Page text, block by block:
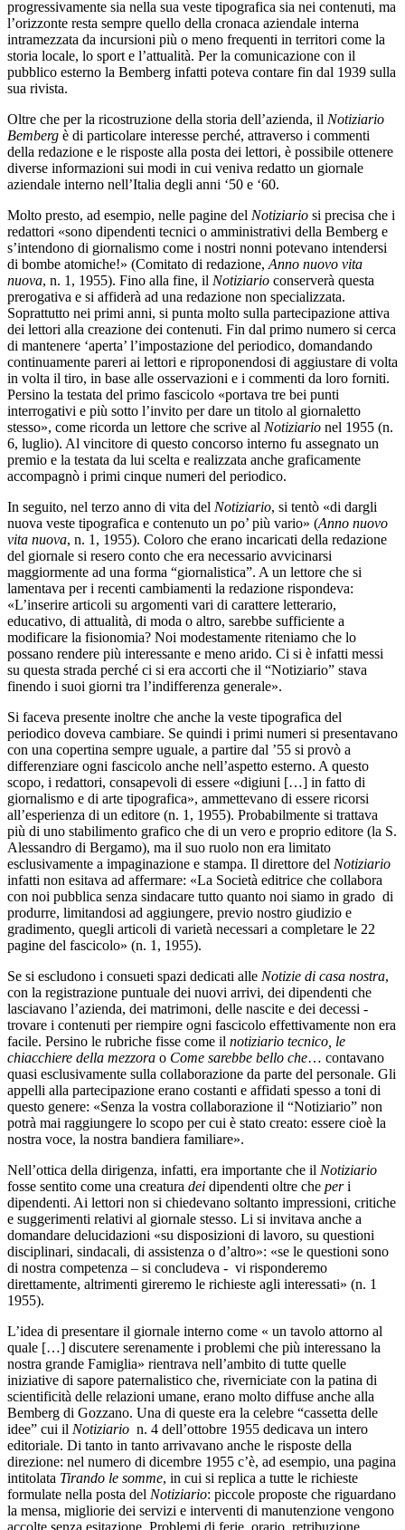
progressivamente sia nella sua veste tipografica sia nei contenuti, ma
l’orizzonte resta sempre quello della cronaca aziendale interna
intramezzata da incursioni più o meno frequenti in territori come la
storia locale, lo sport e l’attualità. Per la comunicazione con il
pubblico esterno la Bemberg infatti poteva contare fin dal 1939 sulla
sua rivista.
Oltre che per la ricostruzione della storia dell’azienda, il Notiziario
Bemberg è di particolare interesse perché, attraverso i commenti
della redazione e le risposte alla posta dei lettori, è possibile ottenere
diverse informazioni sui modi in cui veniva redatto un giornale
aziendale interno nell’Italia degli anni ‘50 e ‘60.
Molto presto, ad esempio, nelle pagine del Notiziario si precisa che i
redattori «sono dipendenti tecnici o amministrativi della Bemberg e
s’intendono di giornalismo come i nostri nonni potevano intendersi
di bombe atomiche!» (Comitato di redazione, Anno nuovo vita
nuova, n. 1, 1955). Fino alla fine, il Notiziario conserverà questa
prerogativa e si affiderà ad una redazione non specializzata.
Soprattutto nei primi anni, si punta molto sulla partecipazione attiva
dei lettori alla creazione dei contenuti. Fin dal primo numero si cerca
di mantenere ‘aperta’ l’impostazione del periodico, domandando
continuamente pareri ai lettori e riproponendosi di aggiustare di volta
in volta il tiro, in base alle osservazioni e i commenti da loro forniti.
Persino la testata del primo fascicolo «portava tre bei punti
interrogativi e più sotto l’invito per dare un titolo al giornaletto
stesso», come ricorda un lettore che scrive al Notiziario nel 1955 (n.
6, luglio). Al vincitore di questo concorso interno fu assegnato un
premio e la testata da lui scelta e realizzata anche graficamente
accompagnò i primi cinque numeri del periodico.
In seguito, nel terzo anno di vita del Notiziario, si tentò «di dargli
nuova veste tipografica e contenuto un po’ più vario» (Anno nuovo
vita nuova, n. 1, 1955). Coloro che erano incaricati della redazione
del giornale si resero conto che era necessario avvicinarsi
maggiormente ad una forma “giornalistica”. A un lettore che si
lamentava per i recenti cambiamenti la redazione rispondeva:
«L’inserire articoli su argomenti vari di carattere letterario,
educativo, di attualità, di moda o altro, sarebbe sufficiente a
modificare la fisionomia? Noi modestamente riteniamo che lo
possano rendere più interessante e meno arido. Ci si è infatti messi
su questa strada perché ci si era accorti che il “Notiziario” stava
finendo i suoi giorni tra l’indifferenza generale».
Si faceva presente inoltre che anche la veste tipografica del
periodico doveva cambiare. Se quindi i primi numeri si presentavano
con una copertina sempre uguale, a partire dal ’55 si provò a
differenziare ogni fascicolo anche nell’aspetto esterno. A questo
scopo, i redattori, consapevoli di essere «digiuni […] in fatto di
giornalismo e di arte tipografica», ammettevano di essere ricorsi
all’esperienza di un editore (n. 1, 1955). Probabilmente si trattava
più di uno stabilimento grafico che di un vero e proprio editore (la S.
Alessandro di Bergamo), ma il suo ruolo non era limitato
esclusivamente a impaginazione e stampa. Il direttore del Notiziario
infatti non esitava ad affermare: «La Società editrice che collabora
con noi pubblica senza sindacare tutto quanto noi siamo in grado di
produrre, limitandosi ad aggiungere, previo nostro giudizio e
gradimento, quegli articoli di varietà necessari a completare le 22
pagine del fascicolo» (n. 1, 1955).
Se si escludono i consueti spazi dedicati alle Notizie di casa nostra,
con la registrazione puntuale dei nuovi arrivi, dei dipendenti che
lasciavano l’azienda, dei matrimoni, delle nascite e dei decessi -
trovare i contenuti per riempire ogni fascicolo effettivamente non era
facile. Persino le rubriche fisse come il notiziario tecnico, le
chiacchiere della mezzora o Come sarebbe bello che… contavano
quasi esclusivamente sulla collaborazione da parte del personale. Gli
appelli alla partecipazione erano costanti e affidati spesso a toni di
questo genere: «Senza la vostra collaborazione il “Notiziario” non
potrà mai raggiungere lo scopo per cui è stato creato: essere cioè la
nostra voce, la nostra bandiera familiare».
Nell’ottica della dirigenza, infatti, era importante che il Notiziario
fosse sentito come una creatura dei dipendenti oltre che peri
dipendenti. Ai lettori non si chiedevano soltanto impressioni, critiche
e suggerimenti relativi al giornale stesso. Li si invitava anche a
domandare delucidazioni «su disposizioni di lavoro, su questioni
disciplinari, sindacali, di assistenza o d’altro»: «se le questioni sono
di nostra competenza – si concludeva - vi risponderemo
direttamente, altrimenti gireremo le richieste agli interessati» (n. 1
1955).
L’idea di presentare il giornale interno come « un tavolo attorno al
quale […] discutere serenamente i problemi che più interessano la
nostra grande Famiglia» rientrava nell’ambito di tutte quelle
iniziative di sapore paternalistico che, riverniciate con la patina di
scientificità delle relazioni umane, erano molto diffuse anche alla
Bemberg di Gozzano. Una di queste era la celebre “cassetta delle
idee” cui il Notiziario n. 4 dell’ottobre 1955 dedicava un intero
editoriale. Di tanto in tanto arrivavano anche le risposte della
direzione: nel numero di dicembre 1955 c’è, ad esempio, una pagina
intitolata Tirando le somme, in cui si replica a tutte le richieste
formulate nella posta del Notiziario: piccole proposte che riguardano
la mensa, migliorie dei servizi e interventi di manutenzione vengono
accolte senza esitazione. Problemi di ferie, orario, retribuzione